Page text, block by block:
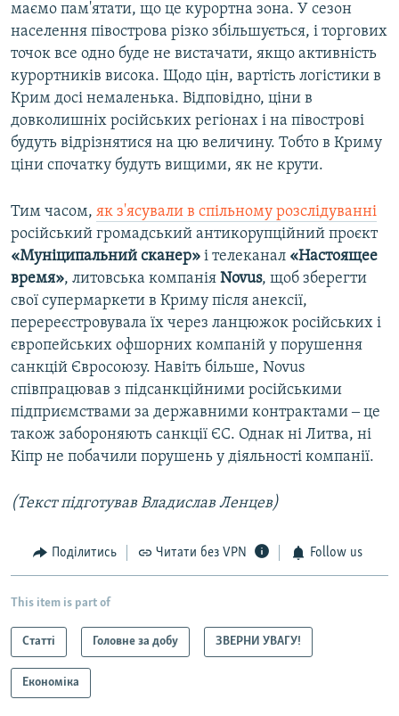
маємо пам'ятати, що це курортна зона. У сезон
населення півострова різко збільшується, і торгових
точок все одно буде не вистачати, якщо активність
курортників висока. Щодо цін, вартість логістики в
Крим досі немаленька. Відповідно, ціни в
довколишніх російських регіонах і на півострові
будуть відрізнятися на цю величину. Тобто в Криму
ціни спочатку будуть вищими, як не крути.
Тим часом, як з'ясували в спільному розслідуванні
російський громадський антикорупційний проєкт
«Муніципальний сканер» і телеканал «Настоящее
время», литовська компанія Novus, щоб зберегти
свої супермаркети в Криму після анексії,
перереєстровувала їх через ланцюжок російських і
європейських офшорних компаній у порушення
санкцій Євросоюзу. Навіть більше, Novus
співпрацював з підсанкційними російськими
підприємствами за державними контрактами ‒ це
також забороняють санкції ЄС. Однак ні Литва, ні
Кіпр не побачили порушень у діяльності компанії.
(Текст підготував Владислав Ленцев)
Поділитись Читати без VPN Follow us
This item is part of
Статті Головне за добу ЗВЕРНИ УВАГУ!
Економіка